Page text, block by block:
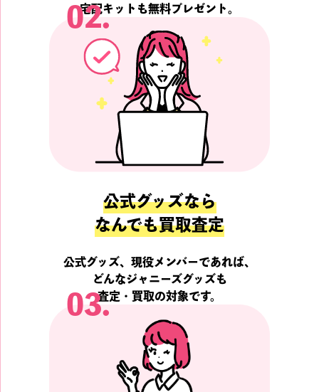
宅配キットも無料プレゼント。
02.
公式グッズなら
なんでも買取査定
公式グッズ、現役メンバーであれば、
どんなジャニーズグッズも
査定・買取の対象です。
03.